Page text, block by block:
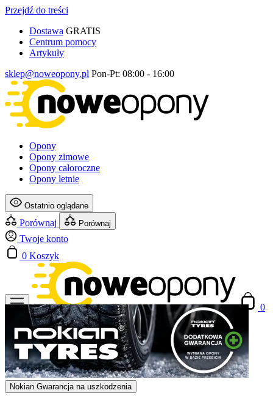
Przejdź do treści
Dostawa GRATIS
Centrum pomocy
Artykuły
sklep@noweopony.pl Pon-Pt: 08:00 - 16:00
Opony
Opony zimowe
Opony całoroczne
Opony letnie
Ostatnio oglądane
Porównaj Porównaj
Twoje konto
0 Koszyk
0
Nokian Gwarancja na uszkodzenia